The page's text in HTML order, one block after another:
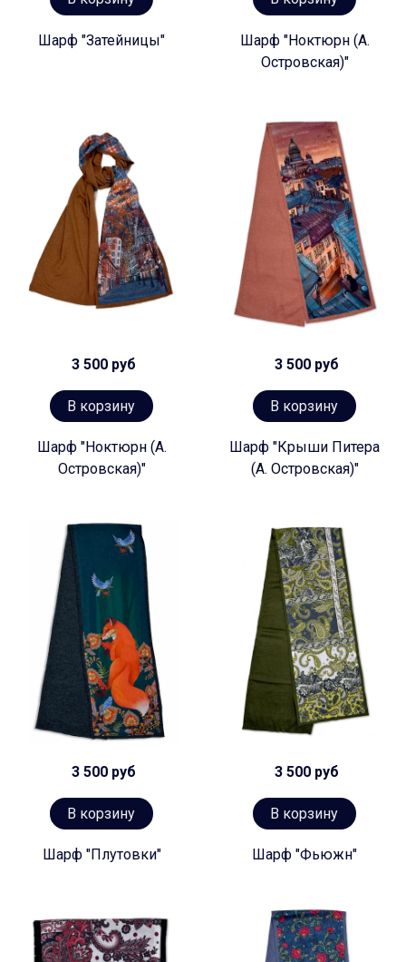
Шарф "Затейницы"
Шарф "Ноктюрн (А.
Островская)"
3 500 руб
В корзину
Шарф "Ноктюрн (А.
Островская)"
3 500 руб
В корзину
Шарф "Крыши Питера
(А. Островская)"
3 500 руб
В корзину
Шарф "Плутовки"
3 500 руб
В корзину
Шарф "Фьюжн"